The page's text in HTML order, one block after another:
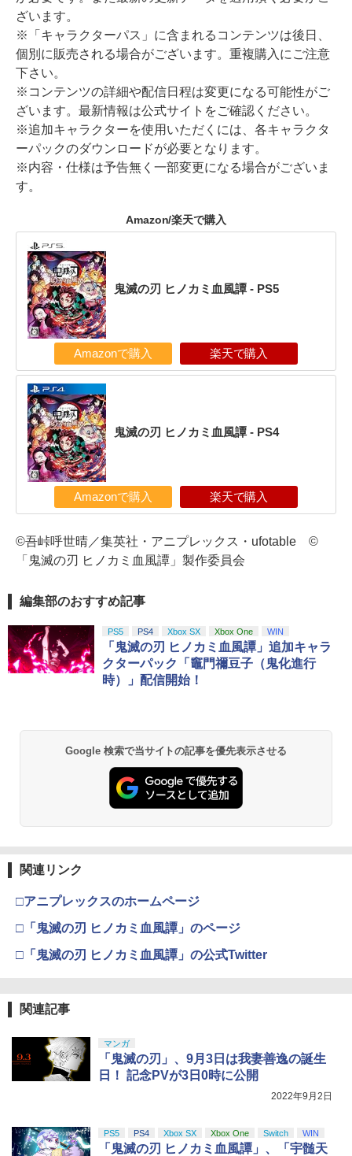
ざいます。
※「キャラクターパス」に含まれるコンテンツは後日、
個別に販売される場合がございます。重複購入にご注意
下さい。
※コンテンツの詳細や配信日程は変更になる可能性がご
ざいます。最新情報は公式サイトをご確認ください。
※追加キャラクターを使用いただくには、各キャラクタ
ーパックのダウンロードが必要となります。
※内容・仕様は予告無く一部変更になる場合がございま
す。
Amazon/楽天で購入
鬼滅の刃 ヒノカミ血風譚 - PS5
Amazonで購入 楽天で購入
鬼滅の刃 ヒノカミ血風譚 - PS4
Amazonで購入 楽天で購入
©吾峠呼世晴／集英社・アニプレックス・ufotable ©
「鬼滅の刃 ヒノカミ血風譚」製作委員会
編集部のおすすめ記事
PS5 PS4 Xbox SX Xbox One WIN
「鬼滅の刃 ヒノカミ血風譚」追加キャラ
クターパック「竈門禰豆子（鬼化進行
時）」配信開始！
Google 検索で当サイトの記事を優先表示させる
関連リンク
□アニプレックスのホームページ
□「鬼滅の刃 ヒノカミ血風譚」のページ
□「鬼滅の刃 ヒノカミ血風譚」の公式Twitter
関連記事
マンガ
「鬼滅の刃」、9月3日は我妻善逸の誕生
日！ 記念PVが3日0時に公開
2022年9月2日
PS5 PS4 Xbox SX Xbox One Switch WIN
「鬼滅の刃 ヒノカミ血風譚」、「宇髄天